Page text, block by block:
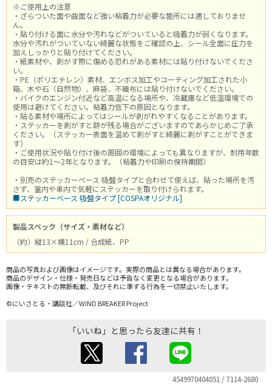
※ご使用上の注意
・ざらついた面や曲面など強い粘着力が必要な箇所には適しておりませ
ん。
・貼り付ける面に水分や汚れなどがついていると吸着力が弱くなります。
水分や汚れがついていない綺麗な状態をご確認の上、シール全面に圧力を
加えしっかりと貼り付けてください。
・紙素材や、剥がす際に傷める恐れがある素材には貼り付けないでくださ
い。
・PE（ポリエチレン）素材、エンボス加工やコーティング加工された小
箱、木や石（自然物）、麻袋、不織布には貼り付けないでください。
・バイクのエンジン付近など高温になる場所や、冷蔵庫など低温環境での
使用は避けてください。粘着力低下の原因となります。
・貼る素材や場所によってはシールが剥がれやすくなることがあります。
・ステッカーを剥がすと跡が残る場合がございますのであらかじめご了承
ください。（ステッカー表面を温めて剥がすと綺麗に剥がすことができま
す）
・ご使用状況や貼り付け後の周囲の環境によっても異なりますが、耐用年数
の目安は約1～2年となります。（粘着力や印刷の保持期間）
・別売のステッカーベース 吸盤タイプと合わせて使えば、貼った場所を汚
さず、室内や車内で気軽にステッカーを取り付けられます。
■ステッカーベース 吸盤タイプ [COSPAオリジナル]
製品スペック（サイズ・素材など）
（約）縦13×横11cm / 合成紙、PP
商品の写真および画像はイメージです。実際の商品とは異なる場合があります。
商品のデザイン・仕様・発売日などは予告なく変更となる場合があります。
画像・テキストの無断転載、及びそれに準ずる行為を一切禁止いたします。
©にいさとる・講談社／WIND BREAKER Project
「いいね」と思ったら友達に共有！
4549970404051 / 7114-2680